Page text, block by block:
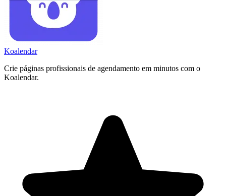
Koalendar
Crie páginas profissionais de agendamento em minutos com o
Koalendar.